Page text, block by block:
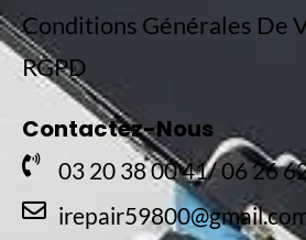
Conditions Générales De
RGPD
Contactez-Nous
03 20 38 00 41/ 06 26